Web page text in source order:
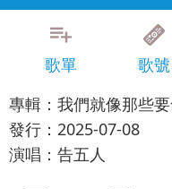
歌單 歌號
專輯：我們就像那些
發行：2025-07-08
演唱：告五人